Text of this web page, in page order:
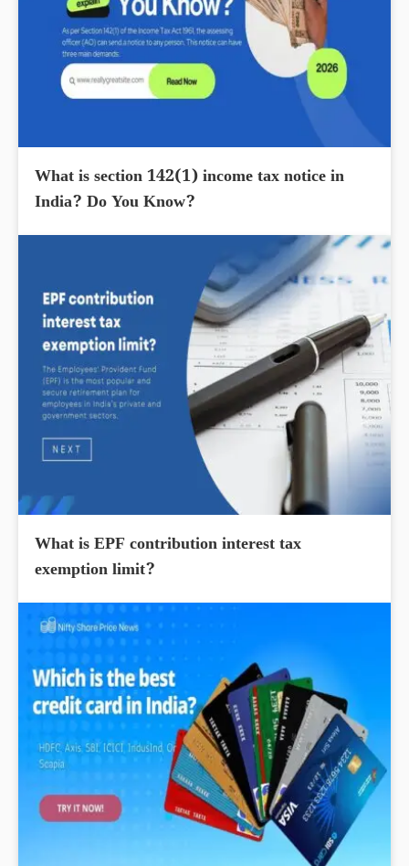
What is section 142(1) income tax notice in
India? Do You Know?
What is EPF contribution interest tax
exemption limit?